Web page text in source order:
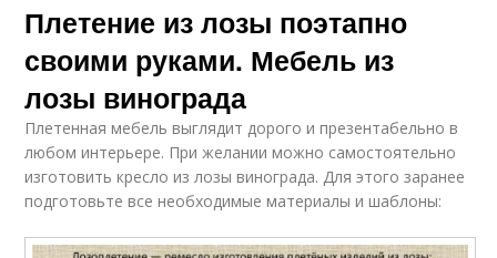
Плетение из лозы поэтапно
своими руками. Мебель из
лозы винограда
Плетенная мебель выглядит дорого и презентабельно в
любом интерьере. При желании можно самостоятельно
изготовить кресло из лозы винограда. Для этого заранее
подготовьте все необходимые материалы и шаблоны: